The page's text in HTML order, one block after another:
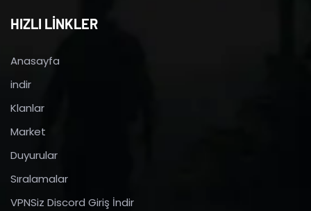
HIZLI LİNKLER
Anasayfa
indir
Klanlar
Market
Duyurular
Sıralamalar
VPNSiz Discord Giriş İndir